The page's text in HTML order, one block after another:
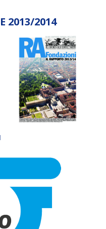
2013/2014